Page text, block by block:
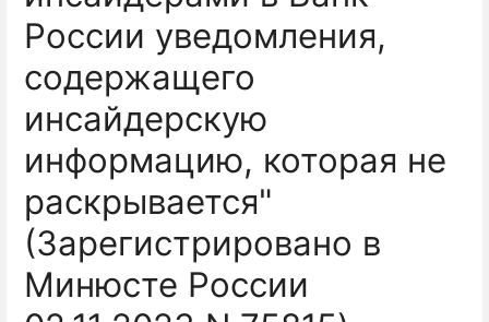
России уведомления,
содержащего
инсайдерскую
информацию, которая не
раскрывается"
(Зарегистрировано в
Минюсте России